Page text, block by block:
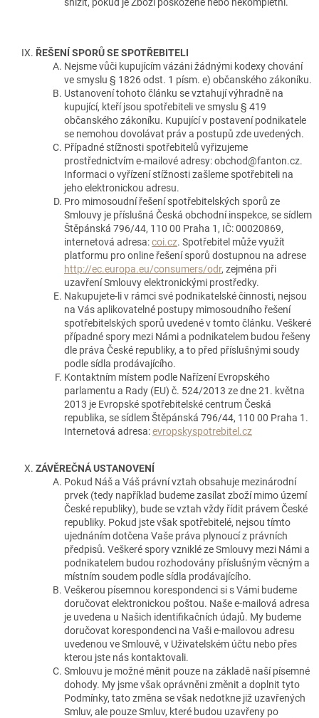
ŘEŠENÍ SPORŮ SE SPOTŘEBITELI
Nejsme vůči kupujícím vázáni žádnými kodexy chování
ve smyslu § 1826 odst. 1 písm. e) občanského zákoníku.
Ustanovení tohoto článku se vztahují výhradně na
kupující, kteří jsou spotřebiteli ve smyslu § 419
občanského zákoníku. Kupující v postavení podnikatele
se nemohou dovolávat práv a postupů zde uvedených.
Případné stížnosti spotřebitelů vyřizujeme
prostřednictvím e‑mailové adresy: obchod@fanton.cz.
Informaci o vyřízení stížnosti zašleme spotřebiteli na
jeho elektronickou adresu.
Pro mimosoudní řešení spotřebitelských sporů ze
Smlouvy je příslušná Česká obchodní inspekce, se sídlem
Štěpánská 796/44, 110 00 Praha 1, IČ: 00020869,
internetová adresa:coi.cz. Spotřebitel může využít
platformu pro online řešení sporů dostupnou na adrese
http://ec.europa.eu/consumers/odr, zejména při
uzavření Smlouvy elektronickými prostředky.
Nakupujete-li v rámci své podnikatelské činnosti, nejsou
na Vás aplikovatelné postupy mimosoudního řešení
spotřebitelských sporů uvedené v tomto článku. Veškeré
případné spory mezi Námi a podnikatelem budou řešeny
dle práva České republiky, a to před příslušnými soudy
podle sídla prodávajícího.
Kontaktním místem podle Nařízení Evropského
parlamentu a Rady (EU) č. 524/2013 ze dne 21. května
2013 je Evropské spotřebitelské centrum Česká
republika, se sídlem Štěpánská 796/44, 110 00 Praha 1.
Internetová adresa:evropskyspotrebitel.cz
ZÁVĚREČNÁ USTANOVENÍ
Pokud Náš a Váš právní vztah obsahuje mezinárodní
prvek (tedy například budeme zasílat zboží mimo území
České republiky), bude se vztah vždy řídit právem České
republiky. Pokud jste však spotřebitelé, nejsou tímto
ujednáním dotčena Vaše práva plynoucí z právních
předpisů. Veškeré spory vzniklé ze Smlouvy mezi Námi a
podnikatelem budou rozhodovány příslušným věcným a
místním soudem podle sídla prodávajícího.
Veškerou písemnou korespondenci si s Vámi budeme
doručovat elektronickou poštou. Naše e-mailová adresa
je uvedena u Našich identifikačních údajů. My budeme
doručovat korespondenci na Vaši e-mailovou adresu
uvedenou ve Smlouvě, v Uživatelském účtu nebo přes
kterou jste nás kontaktovali.
Smlouvu je možné měnit pouze na základě naší písemné
dohody. My jsme však oprávněni změnit a doplnit tyto
Podmínky, tato změna se však nedotkne již uzavřených
Smluv, ale pouze Smluv, které budou uzavřeny po